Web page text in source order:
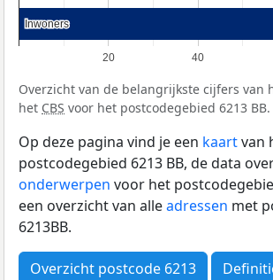
20 40
Inwoners
Inwoners
Overzicht van de belangrijkste cijfers van
het CBS voor het postcodegebied 6213 BB.
Op deze pagina vind je een kaartvan
postcodegebied 6213 BB, de data
onderwerpen voor het
een overzicht van alleadressen met
6213BB.
Overzicht postcode 6213